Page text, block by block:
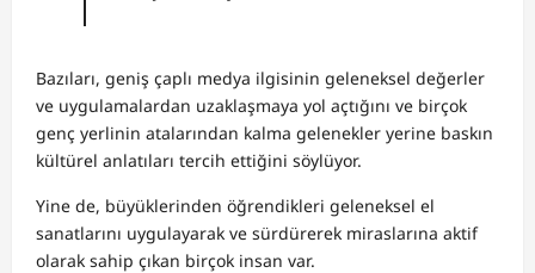
Bazıları, geniş çaplı medya ilgisinin geleneksel değerler
ve uygulamalardan uzaklaşmaya yol açtığını ve birçok
genç yerlinin atalarından kalma gelenekler yerine baskın
kültürel anlatıları tercih ettiğini söylüyor.
Yine de, büyüklerinden öğrendikleri geleneksel el
sanatlarını uygulayarak ve sürdürerek miraslarına aktif
olarak sahip çıkan birçok insan var.